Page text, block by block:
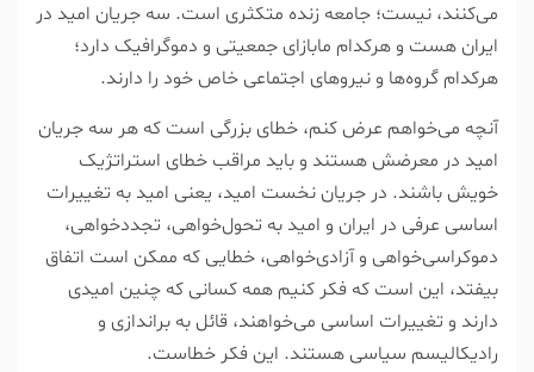
می‌کنند، نیست؛ جامعه زنده متکثری است. سه جریان امید در
ایران هست و هر‌کدام مابازای جمعیتی و دموگرافیک دارد؛
هرکدام گروه‌ها و نیرو‌های اجتماعی خاص خود را دارند.
آنچه می‌خواهم عرض کنم، خطای بزرگی است که هر سه جریان
امید در معرضش هستند و باید مراقب خطای استراتژیک
خویش باشند. در جریان نخست امید، یعنی امید به تغییرات
اساسی عرفی در ایران و امید به تحول‌خواهی، تجدد‌خواهی،
دموکراسی‌خواهی و آزادی‌خواهی، خطایی که ممکن است اتفاق
بیفتد، این است که فکر کنیم همه کسانی که چنین امیدی
دارند و تغییرات اساسی می‌خواهند، قائل به براندازی و
رادیکالیسم سیاسی هستند. این فکر خطاست.